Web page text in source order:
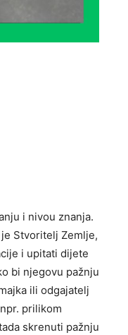
i nivou znanja.
Stvoritelj Zemlje,
i upitati dijete
bi njegovu pažnju
ili odgajatelj
prilikom
skrenuti pažnju